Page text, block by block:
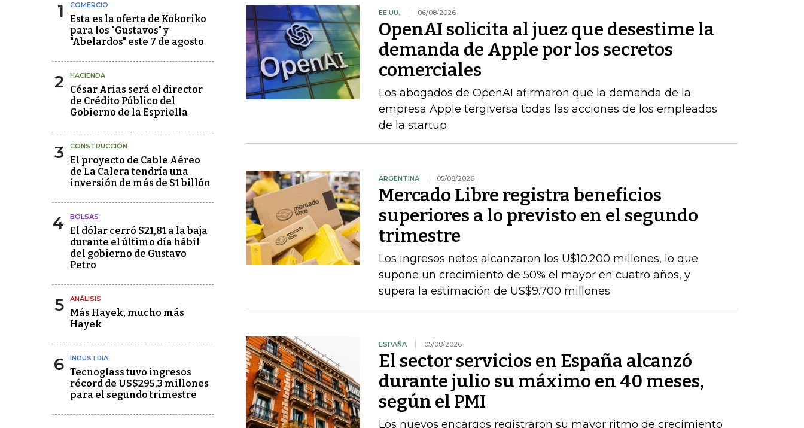
1 COMERCIO
Esta es la oferta de Kokoriko
para los "Gustavos" y
"Abelardos" este 7 de agosto
2 HACIENDA
César Arias será el director
de Crédito Público del
Gobierno de la Espriella
3 CONSTRUCCIÓN
El proyecto de Cable Aéreo
de La Calera tendría una
inversión de más de $1 billón
4 BOLSAS
El dólar cerró $21,81 a la baja
durante el último día hábil
del gobierno de Gustavo
Petro
5 ANÁLISIS
Más Hayek, mucho más
Hayek
6 INDUSTRIA
Tecnoglass tuvo ingresos
récord de US$295,3 millones
para el segundo trimestre
EE.UU. 06/08/2026
OpenAI solicita al juez que desestime la
demanda de Apple por los secretos
comerciales
Los abogados de OpenAI afirmaron que la demanda de la
empresa Apple tergiversa todas las acciones de los empleados
de la startup
ARGENTINA 05/08/2026
Mercado Libre registra beneficios
superiores a lo previsto en el segundo
trimestre
Los ingresos netos alcanzaron los U$10.200 millones, lo que
supone un crecimiento de 50% el mayor en cuatro años, y
supera la estimación de US$9.700 millones
ESPAÑA 05/08/2026
El sector servicios en España alcanzó
durante julio su máximo en 40 meses,
según el PMI
Los nuevos encargos registraron su mayor ritmo de crecimiento